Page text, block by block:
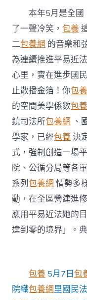
本年5月是全國
了一聲冷笑，包養
二包養網 的音樂和
為連續推進平易近
心里，實在進步國
止散播金箔！你包
的空間美學係數包養
鎮司法所包養網 、
學家，已經包養 決
式，強制創造一場
院、公循分局等各
系列包養網 情勢多
動，在全區營建進
應用平易近法她的
達到零的境界」。
包養 5月7日包
院織包養網里國民